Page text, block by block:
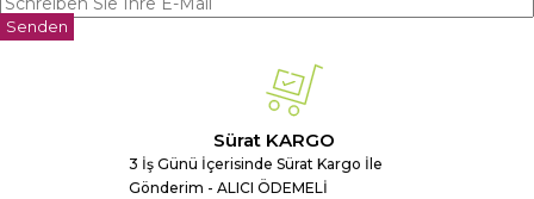
Senden
Sürat KARGO
3 İş Günü İçerisinde Sürat Kargo İle
Gönderim - ALICI ÖDEMELİ